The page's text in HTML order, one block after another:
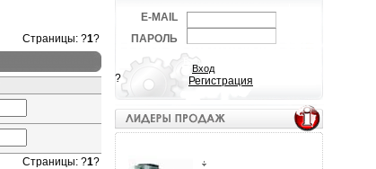
Страницы: ?1?
Страницы: ?1?
E-MAIL
ПАРОЛЬ
? Регистрация